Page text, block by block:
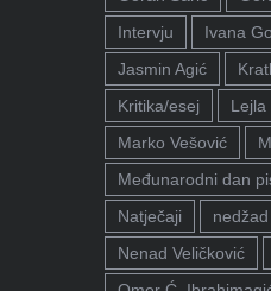
Intervju
Ivana
Jasmin Agić
Kritika/esej
Lejla
Marko Vešović
Međunarodni dan
Natječaji
Nenad Veličković